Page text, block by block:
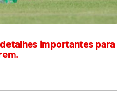
importantes para